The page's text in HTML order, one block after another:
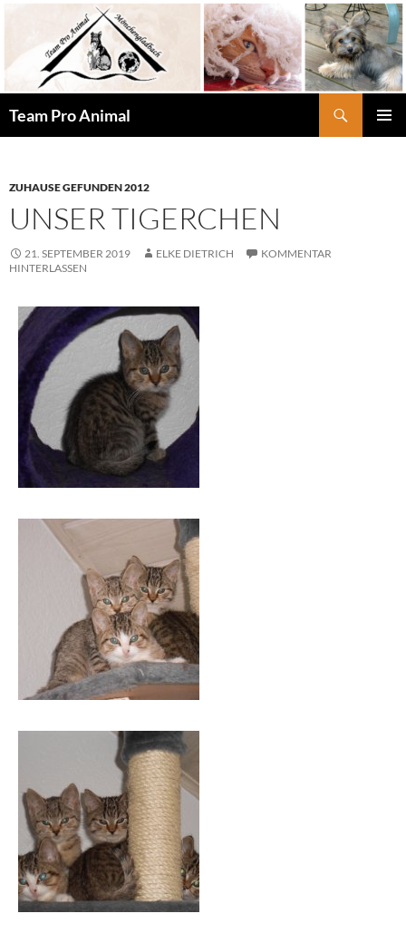
springen
Team Pro Animal
ZUHAUSE GEFUNDEN 2012
UNSER TIGERCHEN
21. SEPTEMBER 2019 ELKE DIETRICH
KOMMENTAR
HINTERLASSEN